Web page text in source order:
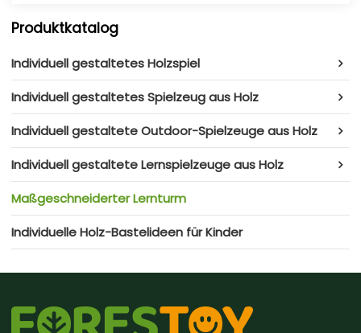
Produktkatalog
Individuell gestaltetes Holzspiel
Individuell gestaltetes Spielzeug aus Holz
Individuell gestaltete Outdoor-Spielzeuge aus Holz
Individuell gestaltete Lernspielzeuge aus Holz
Maßgeschneiderter Lernturm
Individuelle Holz-Bastelideen für Kinder